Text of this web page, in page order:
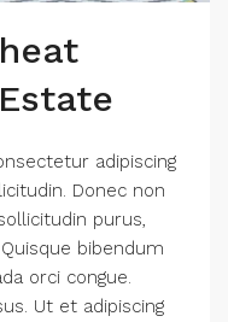
adipiscing
Donec non
purus,
bibendum
orci congue.
Ut et adipiscing